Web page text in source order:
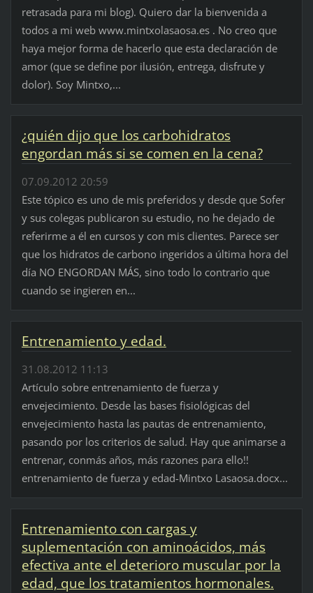
retrasada para mi blog). Quiero dar la bienvenida a
todos a mi web www.mintxolasaosa.es . No creo que
haya mejor forma de hacerlo que esta declaración de
amor (que se define por ilusión, entrega, disfrute y
dolor). Soy Mintxo,...
¿quién dijo que los carbohidratos
engordan más si se comen en la cena?
07.09.2012 20:59
Este tópico es uno de mis preferidos y desde que Sofer
y sus colegas publicaron su estudio, no he dejado de
referirme a él en cursos y con mis clientes. Parece ser
que los hidratos de carbono ingeridos a última hora del
día NO ENGORDAN MÁS, sino todo lo contrario que
cuando se ingieren en...
Entrenamiento y edad.
31.08.2012 11:13
Artículo sobre entrenamiento de fuerza y
envejecimiento. Desde las bases fisiológicas del
envejecimiento hasta las pautas de entrenamiento,
pasando por los criterios de salud. Hay que animarse a
entrenar, conmás años, más razones para ello!!
entrenamiento de fuerza y edad-Mintxo Lasaosa.docx...
Entrenamiento con cargas y
suplementación con aminoácidos, más
efectiva ante el deterioro muscular por la
edad, que los tratamientos hormonales.